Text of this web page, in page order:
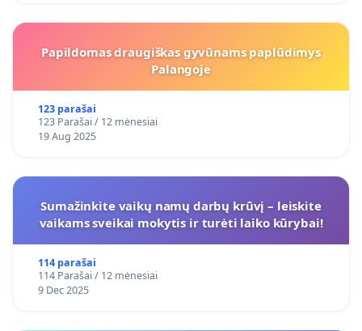
Papildomas draugiškas gyvūnams paplūdimys
Palangoje
123 parašai
123 Parašai / 12 mėnesiai
19 Aug 2025
Sumažinkite vaikų namų darbų krūvį – leiskite
vaikams sveikai mokytis ir turėti laiko kūrybai!
114 parašai
114 Parašai / 12 mėnesiai
9 Dec 2025